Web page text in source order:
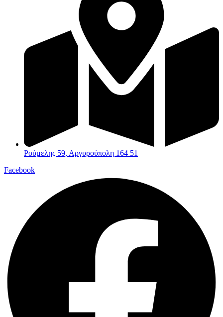
Ρούμελης 59, Αργυρούπολη 164 51
Facebook